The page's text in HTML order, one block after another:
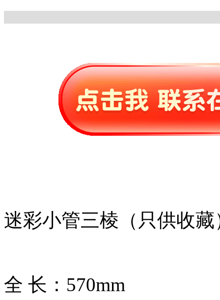
迷彩小管三棱（只供收藏
全 长：570mm